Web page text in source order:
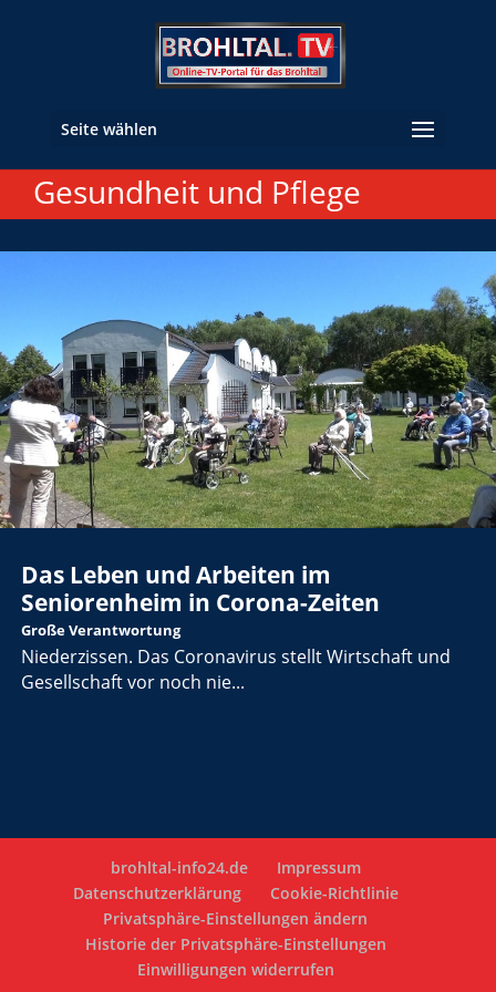
Seite wählen
Gesundheit und Pflege
Das Leben und Arbeiten im
Seniorenheim in Corona-Zeiten
Große Verantwortung
Niederzissen. Das Coronavirus stellt Wirtschaft und
Gesellschaft vor noch nie...
brohltal-info24.de
Impressum
Datenschutzerklärung
Cookie-Richtlinie
Privatsphäre-Einstellungen ändern
Historie der Privatsphäre-Einstellungen
Einwilligungen widerrufen